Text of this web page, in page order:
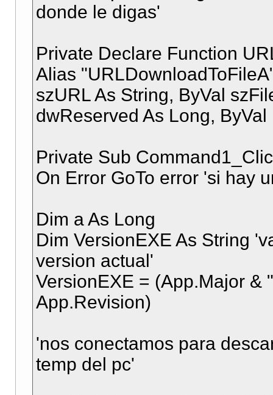
donde le digas'
Private Declare Function
Alias
szURL As String, ByVal
dwReserved As Long,
Private Sub
On Error GoTo error 'si hay
Dim a As Long
Dim VersionEXE As String
version actual'
VersionEXE = (App.Major &
App.Revision)
'nos conectamos para
temp del pc'